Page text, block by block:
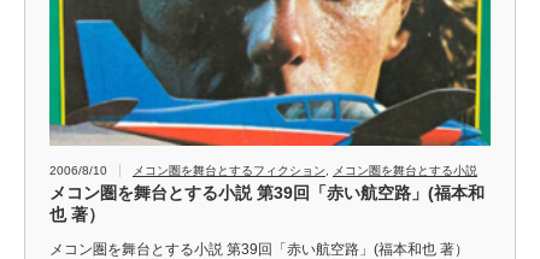
2006/8/10 メコン圏を舞台とするフィクション メコン圏を舞台とする小説
メコン圏を舞台とする小説 第39回「赤い航空路」(福本和
也 著）
メコン圏を舞台とする小説 第39回「赤い航空路」(福本和也 著）